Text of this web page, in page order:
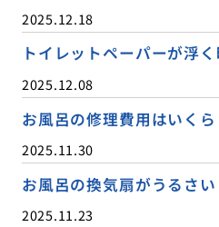
2025.12.18
トイレットペーパーが浮
2025.12.08
お風呂の修理費用はいく
2025.11.30
お風呂の換気扇がうるさ
2025.11.23